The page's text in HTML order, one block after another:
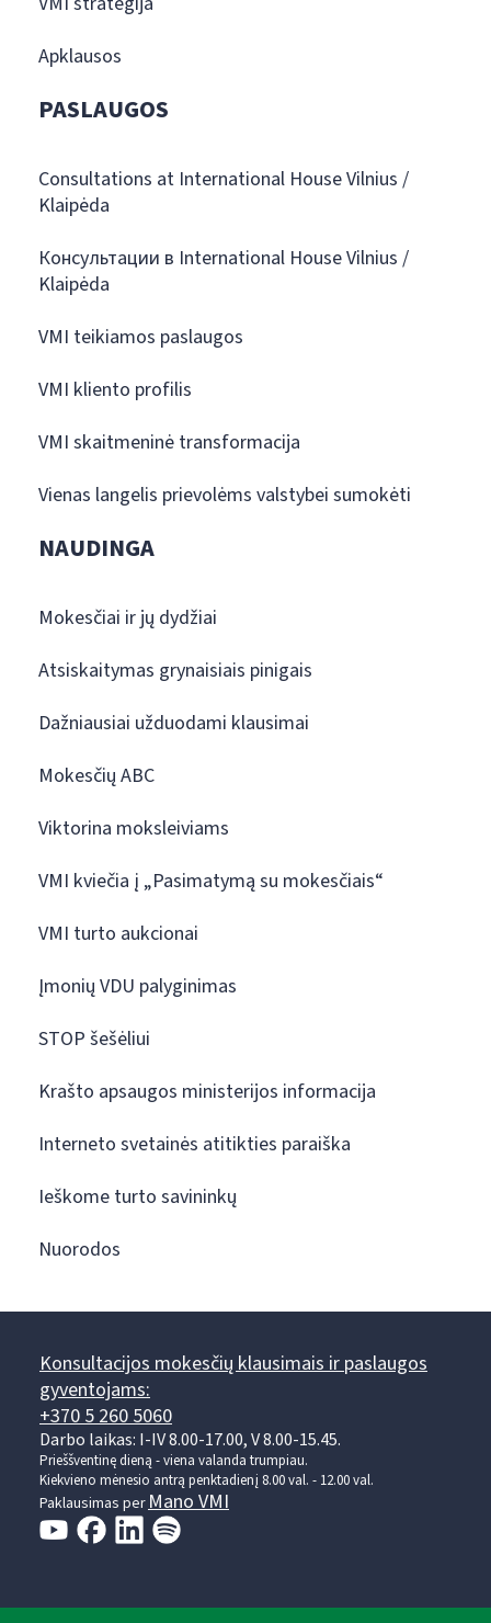
Apklausos
PASLAUGOS
Consultations at International House Vilnius /
Klaipėda
Консультации в International House Vilnius /
Klaipėda
VMI teikiamos paslaugos
VMI kliento profilis
VMI skaitmeninė transformacija
Vienas langelis prievolėms valstybei sumokėti
NAUDINGA
Mokesčiai ir jų dydžiai
Atsiskaitymas grynaisiais pinigais
Dažniausiai užduodami klausimai
Mokesčių ABC
Viktorina moksleiviams
VMI kviečia į „Pasimatymą su mokesčiais“
VMI turto aukcionai
Įmonių VDU palyginimas
STOP šešėliui
Krašto apsaugos ministerijos informacija
Interneto svetainės atitikties paraiška
Ieškome turto savininkų
Nuorodos
Konsultacijos mokesčių klausimais ir paslaugos
gyventojams:
+370 5 260 5060
Darbo laikas: I-IV 8.00-17.00, V 8.00-15.45.
Prieššventinę dieną - viena valanda trumpiau.
Kiekvieno mėnesio antrą penktadienį 8.00 val. - 12.00 val.
Paklausimas perMano VMI